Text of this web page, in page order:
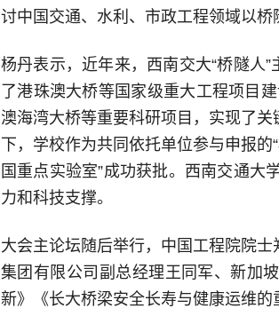
讨中国交通、水利、市政工程领域以桥
杨丹表示，近年来，西南交大“桥隧人
了港珠澳大桥等国家级重大工程项目
澳海湾大桥等重要科研项目，实现了
下，学校作为共同依托单位参与申报
国重点实验室”成功获批。西南交通大
力和科技支撑。
大会主论坛随后举行，中国工程院院
集团有限公司副总经理王同军、新加
新》《长大桥梁安全长寿与健康运维